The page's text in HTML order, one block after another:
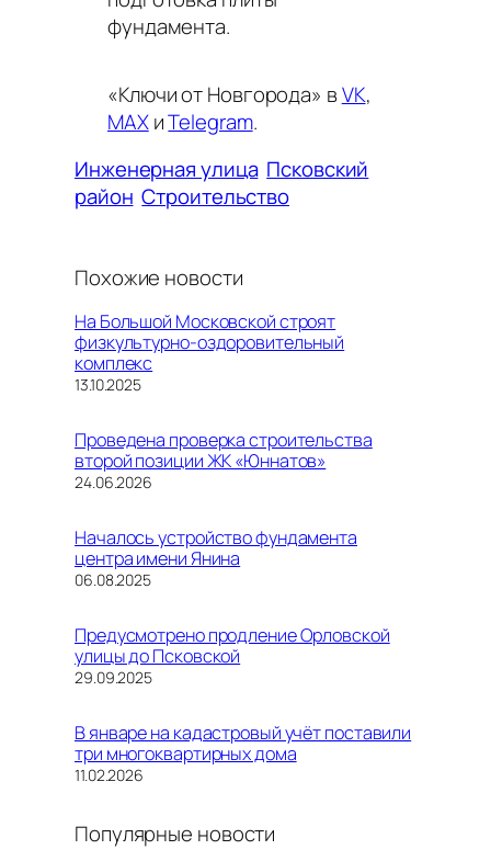
фундамента.
«Ключи от Новгорода» вVK,
MAXиTelegram.
Инженерная улица Псковский
район Строительство
Похожие новости
На Большой Московской строят
физкультурно-оздоровительный
комплекс
Дата
13.10.2025
Проведена проверка строительства
второй позиции ЖК «Юннатов»
Дата
24.06.2026
Началось устройство фундамента
центра имени Янина
Дата
06.08.2025
Предусмотрено продление Орловской
улицы до Псковской
Дата
29.09.2025
В январе на кадастровый учёт поставили
три многоквартирных дома
Дата
11.02.2026
Популярные новости